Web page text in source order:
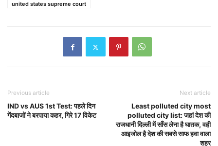
united states supreme court
Previous article
IND vs AUS 1st Test: पहले दिन
गेंदबाजों ने बरपाया कहर, गिरे 17 विकेट
Next article
Least polluted city most
polluted city list: जहां देश की
राजधानी दिल्ली में साँस लेना है घातक, वही
आइजोल है देश की सबसे साफ हवा वाला
शहर